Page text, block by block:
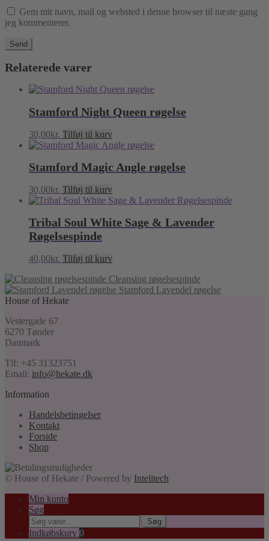
Gem mit navn, mail og websted i denne browser til næste gang
jeg kommenterer.
Relaterede varer
Stamford Night Queen røgelse
30,00kr. Tilføj til kurv
Stamford Magic Angle røgelse
30,00kr. Tilføj til kurv
Tribal Soul White Sage & Lavender
Røgelsespinde
40,00kr. Tilføj til kurv
Cleansing røgelsespinde
Stamford Lavendel røgelse
House of Hekate
Vestergade 67
6270 Tønder
Danmark
Tlf: +45 31323751
Email: info@hekate.dk
Information
Handelsbetingelser
Kontakt
Forside
Shop
© House of Hekate / Powered by Intelitech
Min konto
Søg
Søg
efter:
Søg
Indkøbskurv 0